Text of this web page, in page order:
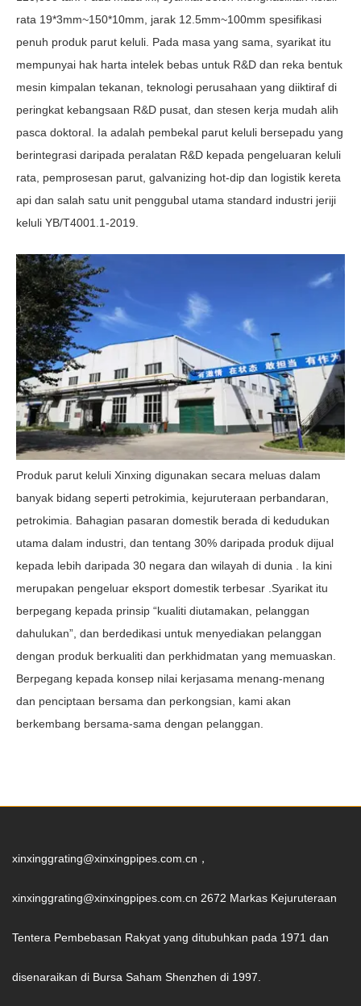
rata 19*3mm~150*10mm, jarak 12.5mm~100mm spesifikasi
penuh produk parut keluli. Pada masa yang sama, syarikat itu
mempunyai hak harta intelek bebas untuk R&D dan reka bentuk
mesin kimpalan tekanan, teknologi perusahaan yang diiktiraf di
peringkat kebangsaan R&D pusat, dan stesen kerja mudah alih
pasca doktoral. Ia adalah pembekal parut keluli bersepadu yang
berintegrasi daripada peralatan R&D kepada pengeluaran keluli
rata, pemprosesan parut, galvanizing hot-dip dan logistik kereta
api dan salah satu unit penggubal utama standard industri jeriji
keluli YB/T4001.1-2019.
Produk parut keluli Xinxing digunakan secara meluas dalam
banyak bidang seperti petrokimia, kejuruteraan perbandaran,
petrokimia. Bahagian pasaran domestik berada di kedudukan
utama dalam industri, dan tentang 30% daripada produk dijual
kepada lebih daripada 30 negara dan wilayah di dunia . Ia kini
merupakan pengeluar eksport domestik terbesar .Syarikat itu
berpegang kepada prinsip “kualiti diutamakan, pelanggan
dahulukan”, dan berdedikasi untuk menyediakan pelanggan
dengan produk berkualiti dan perkhidmatan yang memuaskan.
Berpegang kepada konsep nilai kerjasama menang-menang
dan penciptaan bersama dan perkongsian, kami akan
berkembang bersama-sama dengan pelanggan.
xinxinggrating@xinxingpipes.com.cn，
xinxinggrating@xinxingpipes.com.cn 2672 Markas Kejuruteraan
Tentera Pembebasan Rakyat yang ditubuhkan pada 1971 dan
disenaraikan di Bursa Saham Shenzhen di 1997.